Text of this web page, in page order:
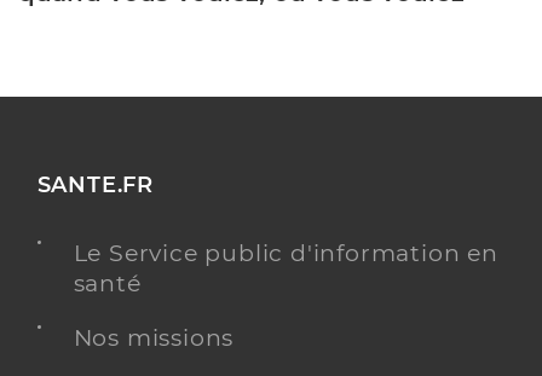
SANTE.FR
Le Service public d'information en
santé
Nos missions